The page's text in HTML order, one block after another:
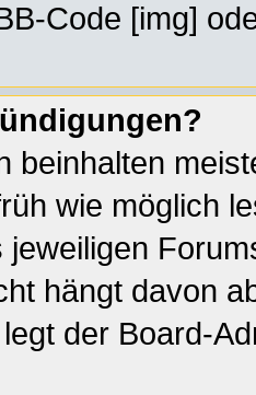
Code [img]
beinhalten
wie möglich
jeweiligen
hängt davon
der Board-